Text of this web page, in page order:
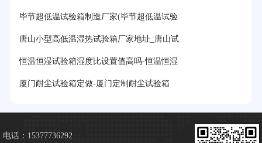
毕节超低温试验箱制造厂家(毕节超低温试验
唐山小型高低温湿热试验箱厂家地址_唐山试
恒温恒湿试验箱湿度比设置值高吗-恒温恒湿
厦门耐尘试验箱定做-厦门定制耐尘试验箱
电话：15377736292